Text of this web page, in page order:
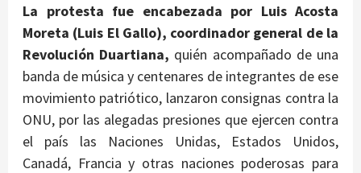
La protesta fue encabezada por Luis Acosta
Moreta (Luis El Gallo), coordinador general de la
Revolución Duartiana, quién acompañado de una
banda de música y centenares de integrantes de ese
movimiento patriótico, lanzaron consignas contra la
ONU, por las alegadas presiones que ejercen contra
el país las Naciones Unidas, Estados Unidos,
Canadá, Francia y otras naciones poderosas para